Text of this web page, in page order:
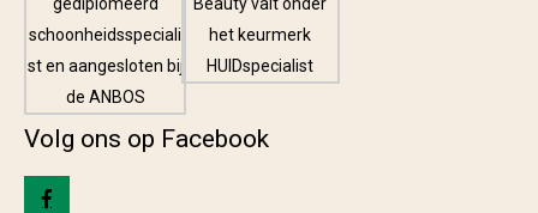
Volg ons op Facebook